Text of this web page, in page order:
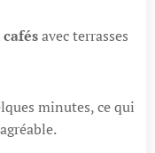
avec terrasses
minutes, ce qui